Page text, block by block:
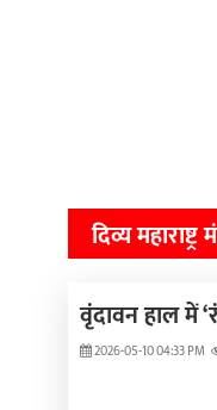
दिव्य
वृंदावन हाल में
2026-05-10 04:33 PM